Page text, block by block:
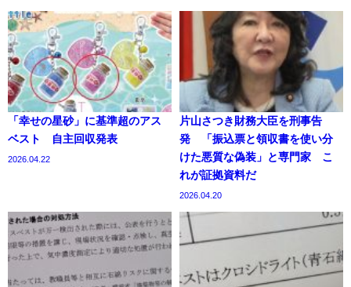
「幸せの星砂」に基準超のアス
ベスト 自主回収発表
2026.04.22
片山さつき財務大臣を刑事告
発 「振込票と領収書を使い分
けた悪質な偽装」と専門家 こ
れが証拠資料だ
2026.04.20